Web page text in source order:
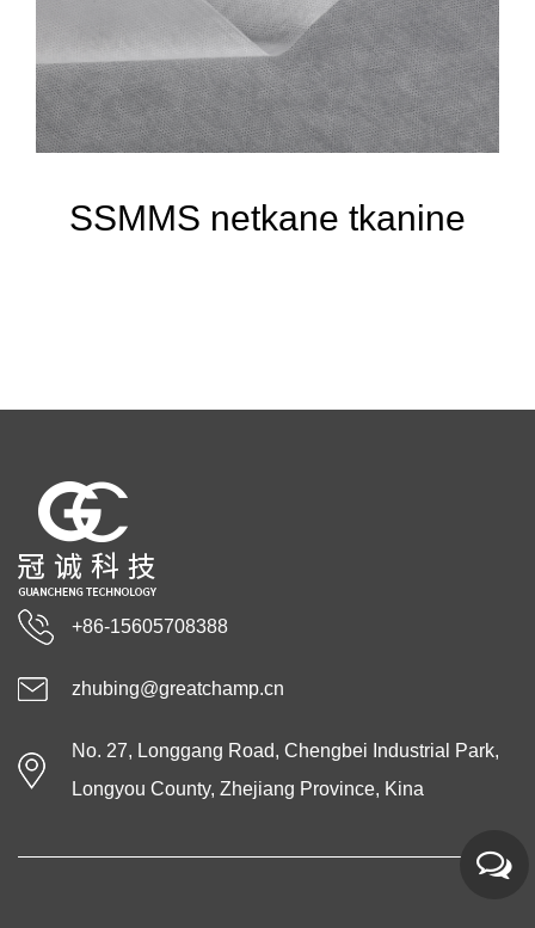
SSMMS netkane tkanine
+86-15605708388
zhubing@greatchamp.cn
No. 27, Longgang Road, Chengbei Industrial Park,
Longyou County, Zhejiang Province, Kina